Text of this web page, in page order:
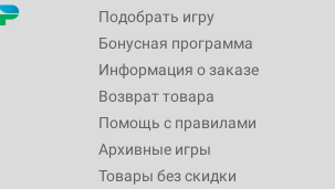
Подобрать игру
Бонусная программа
Информация о заказе
Возврат товара
Помощь с правилами
Архивные игры
Товары без скидки